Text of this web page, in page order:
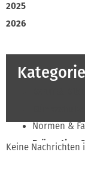
2025
2026
Kategorie
Normen &
Prävention
Keine Nachrichten